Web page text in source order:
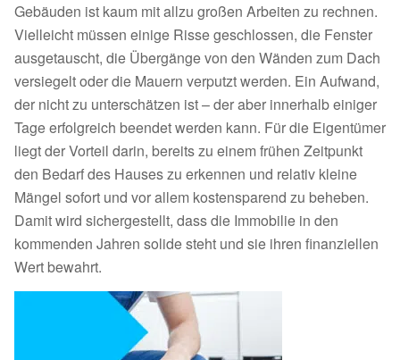
Gebäuden ist kaum mit allzu großen Arbeiten zu rechnen.
Vielleicht müssen einige Risse geschlossen, die Fenster
ausgetauscht, die Übergänge von den Wänden zum Dach
versiegelt oder die Mauern verputzt werden. Ein Aufwand,
der nicht zu unterschätzen ist – der aber innerhalb einiger
Tage erfolgreich beendet werden kann. Für die Eigentümer
liegt der Vorteil darin, bereits zu einem frühen Zeitpunkt
den Bedarf des Hauses zu erkennen und relativ kleine
Mängel sofort und vor allem kostensparend zu beheben.
Damit wird sichergestellt, dass die Immobilie in den
kommenden Jahren solide steht und sie ihren finanziellen
Wert bewahrt.